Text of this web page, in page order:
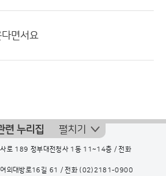
면서요
련 누리집 펼치기
로 189 정부대전청사 1동 11~14층 / 전화
의대방로16길 61 / 전화(02)2181-0900